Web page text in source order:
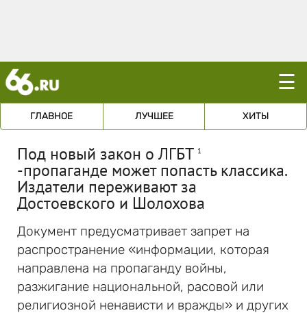
☰
ГЛАВНОЕ ЛУЧШЕЕ ХИТЫ
Под новый закон о ЛГБТ 1
-пропаганде может попасть классика.
Издатели переживают за
Достоевского и Шолохова
Документ предусматривает запрет на
распространение «информации, которая
направлена на пропаганду войны,
разжигание национальной, расовой или
религиозной ненависти и вражды» и других